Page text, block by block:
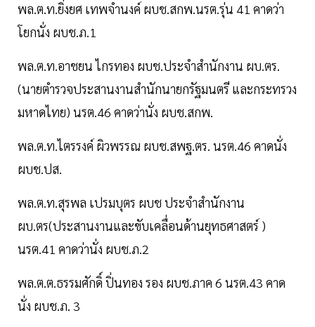
พล.ต.ท.ยิ่งยศ เทพจำนงค์ ผบช.สกพ.นรต.รุ่น 41 คาดว่า
โยกนั่ง ผบช.ภ.1
พล.ต.ท.อาชยน ไกรทอง ผบช.ประจำสำนักงาน ผบ.ตร.
(นายตำรวจประสานงานสำนักนายกรัฐมนตรี และกระทรวง
มหาดไทย) นรต.46 คาดว่านั่ง ผบช.สกพ.
พล.ต.ท.ไตรรงค์ ผิวพรรณ ผบช.สพฐ.ตร. นรต.46 คาดนั่ง
ผบช.ปส.
พล.ต.ท.สุรพล เปรมบุตร ผบช ประจำสำนักงาน
ผบ.ตร(ประสานงานและขับเคลื่อนด้านยุทธศาสตร์ )
นรต.41 คาดว่านั่ง ผบช.ภ.2
พล.ต.ต.ธรรมศักดิ์ ปิ่นทอง รอง ผบช.ภาค 6 นรต.43 คาด
นั่ง ผบช.ภ. 3